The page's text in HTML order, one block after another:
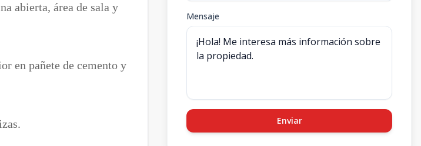
abierta, área de sala y
en pañete de cemento y
Mensaje
Enviar